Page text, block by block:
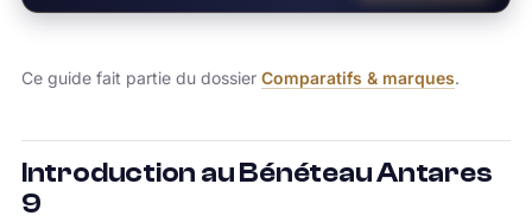
Ce guide fait partie du dossier Comparatifs & marques.
Introduction au Bénéteau Antares
9